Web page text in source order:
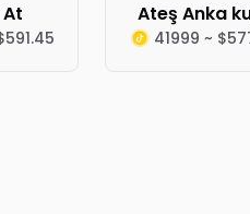
At Ateş Anka
41999 ~